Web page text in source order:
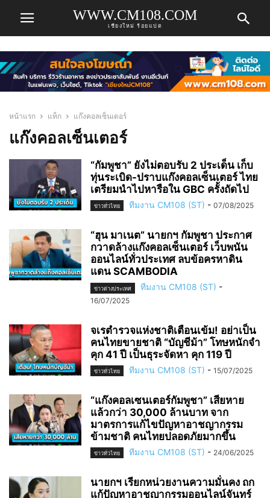
WWW.CM108.COM
เชียงใหม่ ร้อยแปด
หน้าแรก แท็ก แก๊งคอลเซ็นเตอร์
แก๊งคอลเซ็นเตอร์
“กัมพูชา” ยังไม่ตอบรับ 2 ประเด็น เก็บ
ทุ่นระเบิด-ปราบแก๊งคอลเซ็นเตอร์ ไทย
เตรียมนำไปหารือใน GBC ครั้งถัดไป
ข่าวทั่วไทย ทีมงาน CM108 (ST) - 07/08/2025
“ฮุน มาเนต” นายกฯ กัมพูชา ประกาศ
กวาดล้างแก๊งคอลเซ็นเตอร์ เว็บพนัน
ออนไลน์ทั่วประเทศ ลบข้อครหาดิน
แดน SCAMBODIA
ข่าวต่างประเทศ ทีมงาน CM108 (ST) -
16/07/2025
จเรตำรวจแห่งชาติเตือนเข้ม! อย่าเป็น
คนไทยขายชาติ “บัญชีม้า” โทษหนักจำ
คุก 41 ปี เป็นธุระจัดหา คุก 119 ปี
ข่าวทั่วไทย ทีมงาน CM108 (ST) - 15/07/2025
“แก๊งคอลเซนเตอร์กัมพูชา” เสียหาย
แล้วกว่า 30,000 ล้านบาท จาก
มาตรการแก้ไขปัญหาอาชญากรรม
ข้ามชาติ คนไทยปลอดภัยมากขึ้น
ข่าวทั่วไทย ทีมงาน CM108 (ST) - 24/06/2025
นายกฯ เรียกหน่วยงานความมั่นคง ถก
แก้ปัญหาอาชญากรรมออนไลน์จันทร์